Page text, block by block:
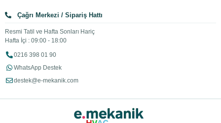
Çağrı Merkezi / Sipariş Hattı
Resmi Tatil ve Hafta Sonları Hariç
Hafta İçi : 09:00 - 18:00
0216 398 01 90
WhatsApp Destek
destek@e-mekanik.com